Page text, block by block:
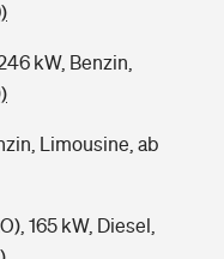
kW, Benzin,
Limousine, ab
165 kW, Diesel,